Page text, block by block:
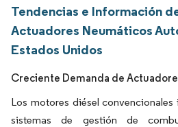
Tendencias e Información
Actuadores Neumáticos
Estados Unidos
Creciente Demanda de
Los motores diésel
sistemas de gestión de